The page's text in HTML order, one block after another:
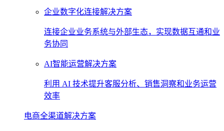
企业数字化连接解决方案
连接企业业务系统与外部生态，实现数据互通和业
务协同
AI智能运营解决方案
利用 AI 技术提升客服分析、销售洞察和业务运营
效率
电商全渠道解决方案